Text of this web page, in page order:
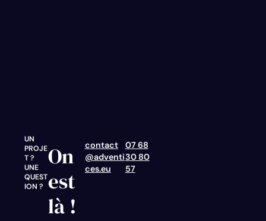
UN
PROJE
T ?
UNE
QUEST
ION ?
On
est
là !
contact
@adventi
ces.eu
07 68
30 80
57